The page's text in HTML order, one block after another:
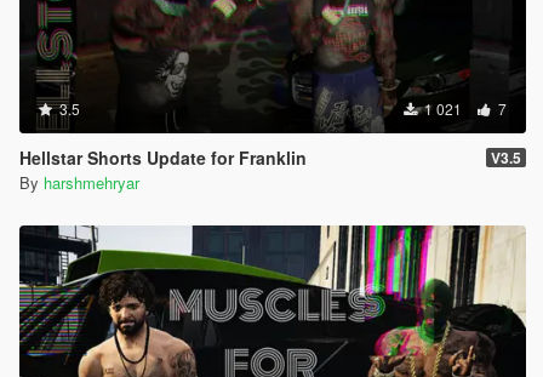
3.5 1 021 7
Hellstar Shorts Update for Franklin V3.5
By harshmehryar